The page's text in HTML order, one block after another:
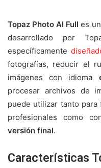
Topaz Photo AI Full es
desarrollado por
específicamente
fotografías, reducir el
imágenes con idioma
procesar archivos de
puede utilizar tanto para
profesionales como
versión final.
Características